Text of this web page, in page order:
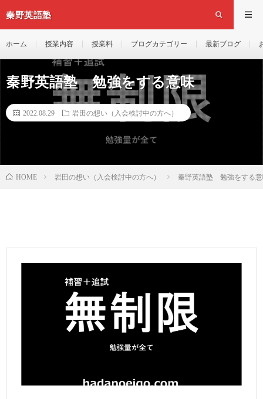
秦野英語塾
ホーム 授業内容 授業料 ブログカテゴリー 最新ブログ
秦野英語塾 勉強をする意味
2022.08.29 岩田の想い（入会検討中の方へ）
HOME 岩田の想い（入会検討中の方へ） 秦野英語塾 勉強をする